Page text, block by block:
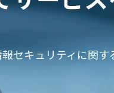
セキュリティに関す